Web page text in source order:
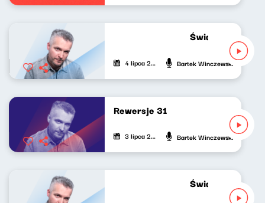
Świat naszej
4 lipca 2023 Bartek Winczewski
Rewersje 31
3 lipca 2023 Bartek Winczewski
Świat naszej